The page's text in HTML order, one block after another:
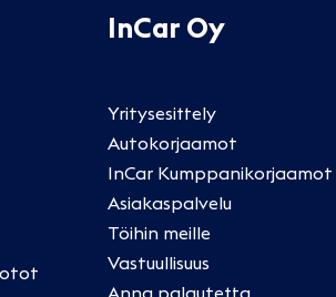
InCar Oy
Yritysesittely
Autokorjaamot
InCar Kumppanikorjaamot
Asiakaspalvelu
Töihin meille
Vastuullisuus
Anna palautetta